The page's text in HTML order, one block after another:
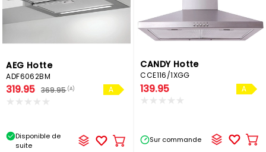
AEG Hotte
ADF6062BM
319.95 369.95 (A) A
Disponible de
suite
Ajouter
CANDY Hotte
CCE116/1XGG
139.95 A
Sur commande